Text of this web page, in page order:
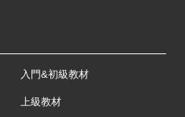
入門&初級教材
上級教材